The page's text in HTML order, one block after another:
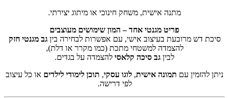
מתנה אישית, משחק חינוכי או מיתוג יצירתי.
פריט מגנטי אחד – המון שימושים מעוצבים
סיכת דש מרובעת בעיצוב אישי, עם אפשרות לבחירה ביןגב מגנטי חזק
להצמדה למשטחי מתכת (כמו מקרר או דלת),
לבין גב סיכה קלאסי להצמדה על בגדים.
ניתן להזמין עם תמונה אישית, לוגו עסקי, תוכן לימודי לילדים או כל עיצוב
לפי דרישה.